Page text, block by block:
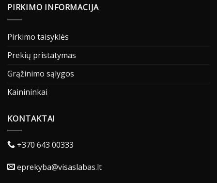
PIRKIMO INFORMACIJA
Pirkimo taisyklės
Prekių pristatymas
Grąžinimo sąlygos
Kainininkai
KONTAKTAI
+370 643 00333
eprekyba@visaslabas.lt